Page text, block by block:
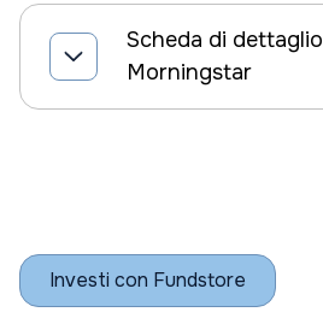
Scheda di dettaglio
Morningstar
Investi con Fundstore